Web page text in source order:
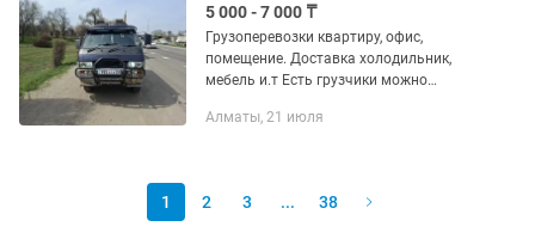
5 000 - 7 000 ₸
Грузоперевозки квартиру, офис,
помещение. Доставка холодильник,
мебель и.т Есть грузчики можно
Алматы, 21 июля
1 2 3 ... 38